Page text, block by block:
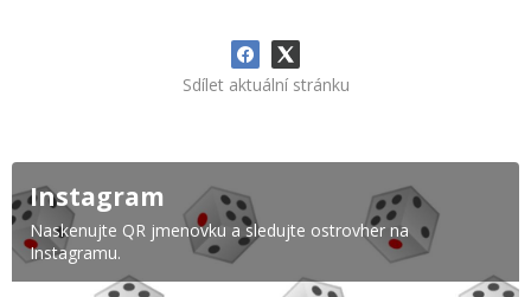
Sdílet aktuální stránku
Instagram
Naskenujte QR jmenovku a sledujte ostrovher na
Instagramu.